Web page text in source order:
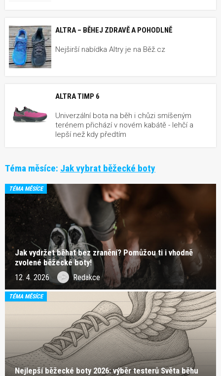
ALTRA – BĚHEJ ZDRAVĚ A POHODLNĚ
Nejširší nabídka Altry je na Běž.cz
ALTRA TIMP 6
Univerzální bota na běh i chůzi smíšeným
terénem přichází v novém kabátě - lehčí a
lepší než kdy předtím
Téma měsíce: Jak vybrat běžecké boty
TÉMA MĚSÍCE
Jak vydržet běhat bez zranění? Pomůžou ti i vhodně
zvolené běžecké boty!
12. 4. 2026 Redakce
TÉMA MĚSÍCE
Nejlepší běžecké boty 2026: výběr testerů Světa běhu